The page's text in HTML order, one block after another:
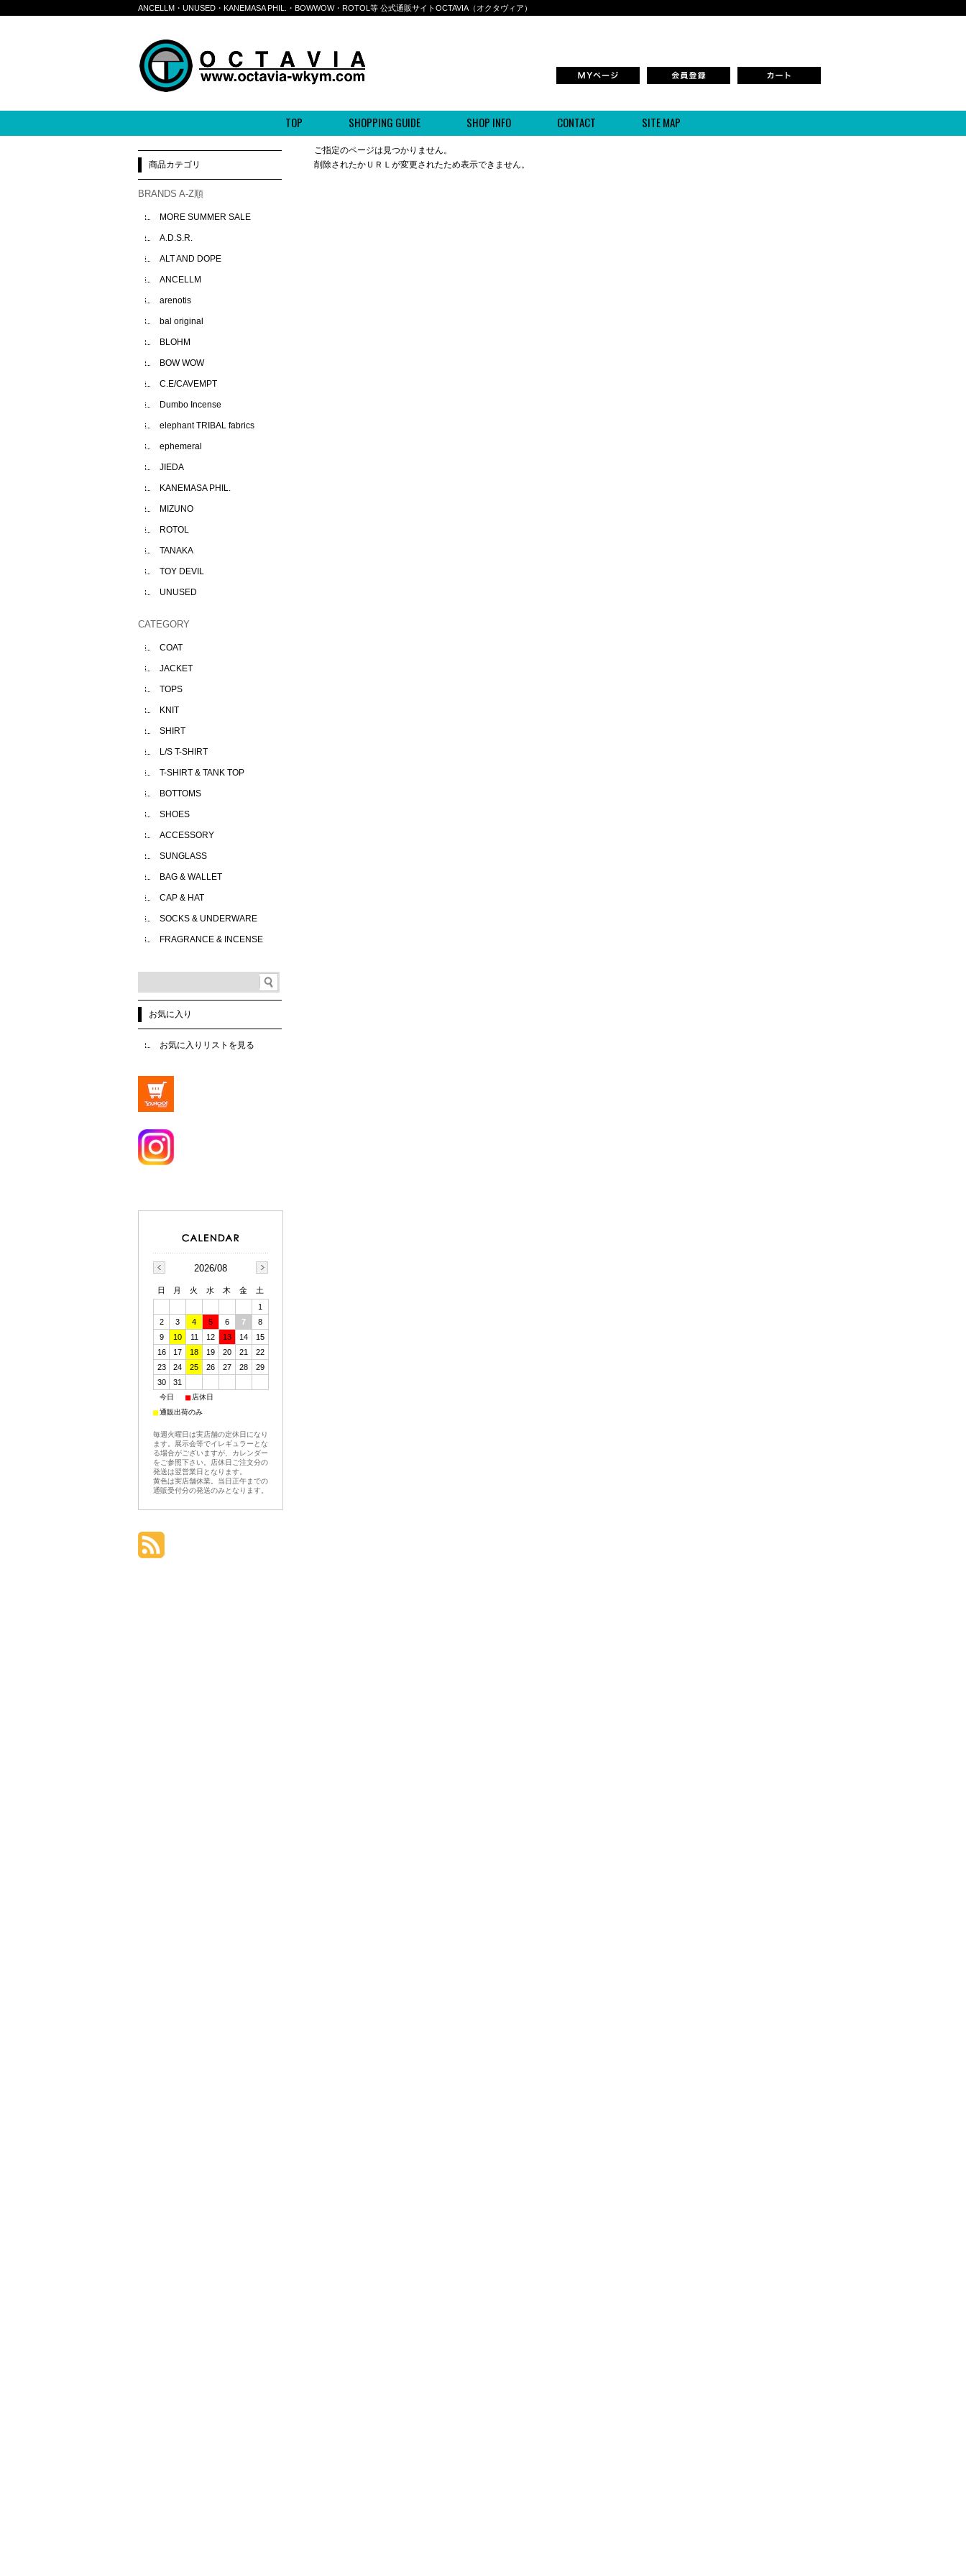
ANCELLM・UNUSED・KANEMASA PHIL.・BOWWOW・ROTOL等 公式通販サイトOCTAVIA（オクタヴィア）
TOP SHOPPING GUIDE SHOP INFO CONTACT SITE MAP
ご指定のページは見つかりません。
削除されたかＵＲＬが変更されたため表示できません。
商品カテゴリ
BRANDS A-Z順
MORE SUMMER SALE
A.D.S.R.
ALT AND DOPE
ANCELLM
arenotis
bal original
BLOHM
BOW WOW
C.E/CAVEMPT
Dumbo Incense
elephant TRIBAL fabrics
ephemeral
JIEDA
KANEMASA PHIL.
MIZUNO
ROTOL
TANAKA
TOY DEVIL
UNUSED
CATEGORY
COAT
JACKET
TOPS
KNIT
SHIRT
L/S T-SHIRT
T-SHIRT & TANK TOP
BOTTOMS
SHOES
ACCESSORY
SUNGLASS
BAG & WALLET
CAP & HAT
SOCKS & UNDERWARE
FRAGRANCE & INCENSE
お気に入り
お気に入りリストを見る
2026/08
日 月 火 水 木 金
土
1
2
3 4 5 6 7
8
9
10 11 12 13 14
15
16
17 18 19 20 21
22
23
24 25 26 27 28
29
30
31
今日 ■ 店休日
■通販出荷のみ
毎週火曜日は実店舗の定休日になり
ます。展示会等でイレギュラーとな
る場合がございますが、カレンダー
をご参照下さい。店休日ご注文分の
発送は翌営業日となります。
黄色は実店舗休業。当日正午までの
通販受付分の発送のみとなります。